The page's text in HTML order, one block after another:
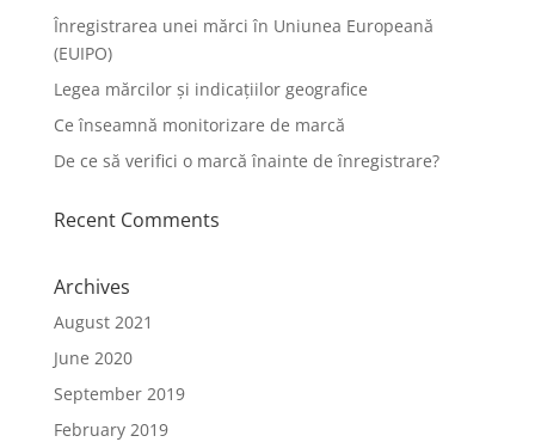
Înregistrarea unei mărci în Uniunea Europeană
(EUIPO)
Legea mărcilor și indicațiilor geografice
Ce înseamnă monitorizare de marcă
De ce să verifici o marcă înainte de înregistrare?
Recent Comments
Archives
August 2021
June 2020
September 2019
February 2019